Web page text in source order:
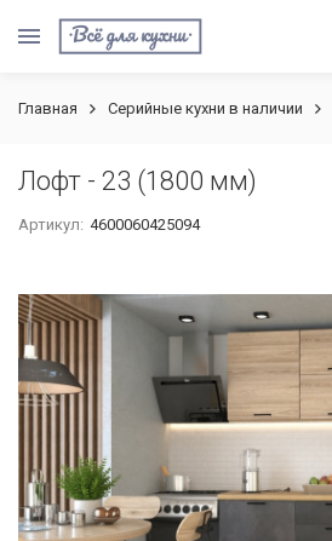
Главная Серийные кухни в наличии
Лофт - 23 (1800 мм)
Артикул: 4600060425094